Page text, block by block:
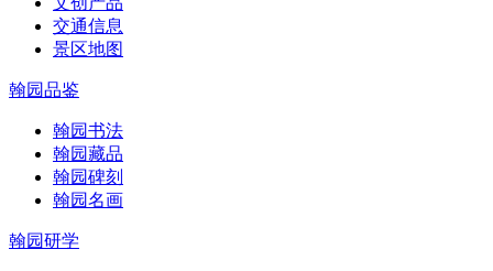
交通信息
景区地图
翰园品鉴
翰园书法
翰园藏品
翰园碑刻
翰园名画
翰园研学